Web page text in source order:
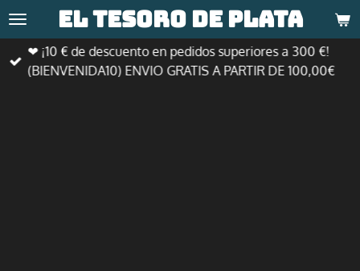
Ir
al
contenido
principal
El tesoro de plata
❤ ¡10 € de descuento en pedidos superiores a 300 €!
(BIENVENIDA10) ENVIO GRATIS A PARTIR DE 100,00€